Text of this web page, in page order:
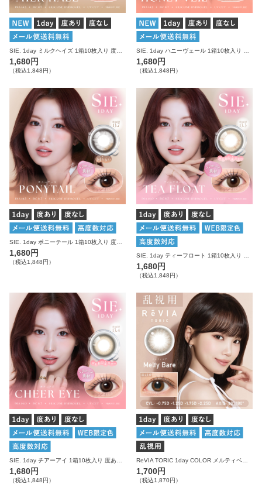
1,680円
（税込1,848円）
1,680円
（税込1,848円）
1,680円
（税込1,848円） 1,680円
（税込1,848円）
1,680円
（税込1,848円）
1,700円
（税込1,870円）